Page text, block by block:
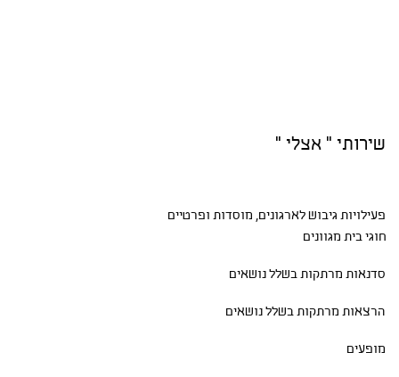
שירותי " אצלי "
פעילויות גיבושלארגונים, מוסדות ופרטיים
חוגי בית מגוונים
סדנאות מרתקות בשלל נושאים
הרצאות מרתקות בשלל נושאים
מופעים